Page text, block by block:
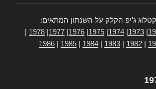
ג'יפ הקלק על השנתון המתאים:
1973
1974
1975
1976
1977
1978
1982
1983
1984
1985
1986